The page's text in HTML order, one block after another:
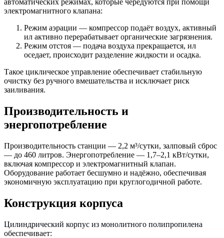
автоматических режимах, которые чередуются при помощи
электромагнитного клапана:
Режим аэрации — компрессор подаёт воздух, активный
ил активно перерабатывает органические загрязнения.
Режим отстоя — подача воздуха прекращается, ил
оседает, происходит разделение жидкости и осадка.
Такое циклическое управление обеспечивает стабильную
очистку без ручного вмешательства и исключает риск
заиливания.
Производительность и
энергопотребление
Производительность станции — 2,2 м³/сутки, залповый сброс
— до 460 литров. Энергопотребление — 1,7–2,1 кВт/сутки,
включая компрессор и электромагнитный клапан.
Оборудование работает бесшумно и надёжно, обеспечивая
экономичную эксплуатацию при круглогодичной работе.
Конструкция корпуса
Цилиндрический корпус из монолитного полипропилена
обеспечивает: